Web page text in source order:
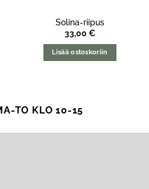
Solina-riipus
33,00 €
Lisää ostoskoriin
TO KLO 10-15